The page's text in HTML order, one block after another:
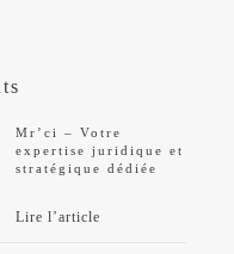
Mr’ci – Votre
expertise juridique et
stratégique dédiée
Lire l’article